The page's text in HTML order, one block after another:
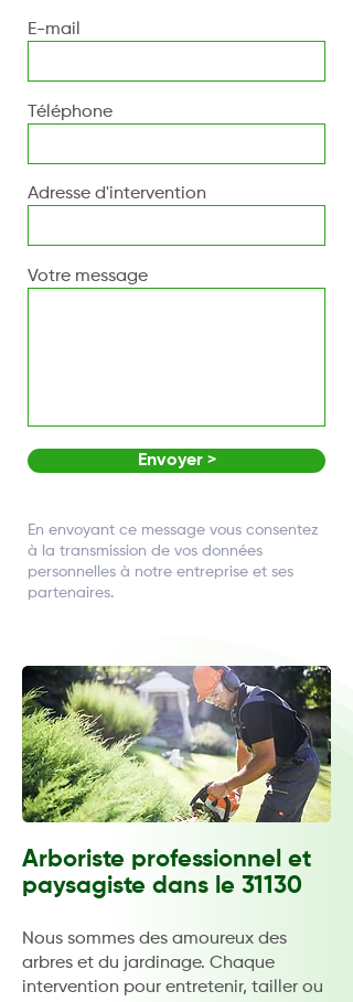
E-mail
Téléphone
Adresse d'intervention
Votre message
Envoyer >
En envoyant ce message vous consentez
à la transmission de vos données
personnelles à notre entreprise et ses
partenaires.
Arboriste professionnel et
paysagiste dans le 31130
Nous sommes des amoureux des
arbres et du jardinage. Chaque
intervention pour entretenir, tailler ou